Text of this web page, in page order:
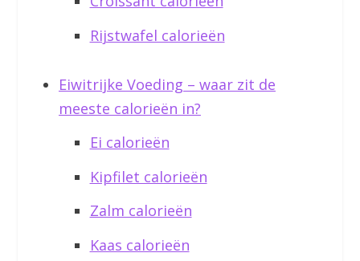
Rijstwafel calorieën
Eiwitrijke Voeding – waar zit de
meeste calorieën in?
Ei calorieën
Kipfilet calorieën
Zalm calorieën
Kaas calorieën